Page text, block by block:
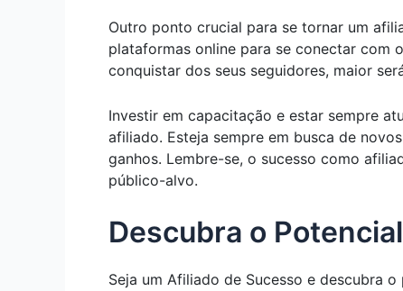
Outro ponto crucial para se tornar um
plataformas online para se conectar com
conquistar dos seus seguidores, maior
Investir em capacitação e estar sempre
afiliado. Esteja sempre em busca de
ganhos. Lembre-se, o sucesso como
público-alvo.
Descubra o
Seja um Afiliado de Sucesso e descubra